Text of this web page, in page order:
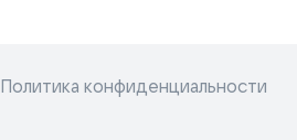
Политика конфиденциальности